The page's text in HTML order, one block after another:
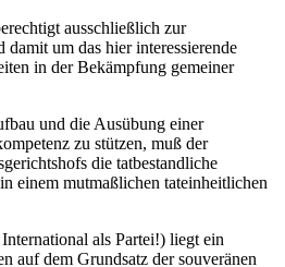
ausschließlich zur
um das hier interessierende
in der Bekämpfung gemeiner
und die Ausübung einer
zu stützen, muß der
die tatbestandliche
einem mutmaßlichen tateinheitlichen
als Partei!) liegt ein
auf dem Grundsatz der souveränen